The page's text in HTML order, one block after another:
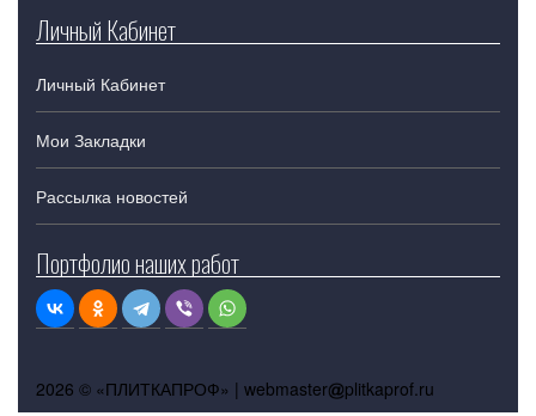
Личный Кабинет
Личный Кабинет
Мои Закладки
Рассылка новостей
Портфолио наших работ
2026 © «ПЛИТКАПРОФ» | webmaster plitkaprof.ru